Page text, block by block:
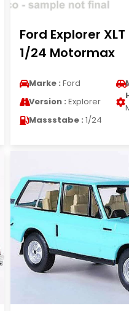
Ford Explorer
1/24 Motormax
Marke : Ford
Version : Explorer
Massstabe : 1/24